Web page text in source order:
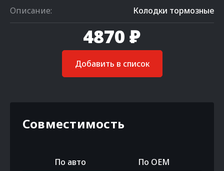
Описание: Колодки тормозные
4870 ₽
Добавить в список
Совместимость
По авто По OEM